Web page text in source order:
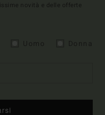
novità e delle offerte